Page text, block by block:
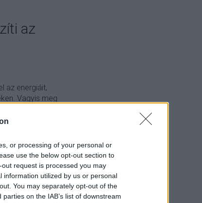
or processing of your personal or
use the below opt-out section to
request is processed you may
utilized by us or personal
You may separately opt-out of the
on the IAB’s list of downstream
az
az energiáit,
Vagyis meg
komment